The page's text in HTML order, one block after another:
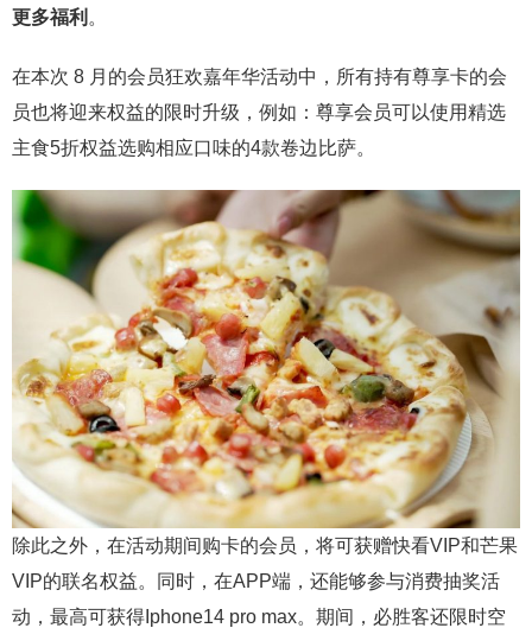
更多福利 。
在本次 8 月的会员狂欢嘉年华活动中，所有持有尊享卡的会
员也将迎来权益的限时升级，例如：尊享会员可以使用精选
主食5折权益选购相应口味的4款卷边比萨。
除此之外，在活动期间购卡的会员，将可获赠快看VIP和芒果
VIP的联名权益。同时，在APP端，还能够参与消费抽奖活
动，最高可获得Iphone14 pro max。期间，必胜客还限时空